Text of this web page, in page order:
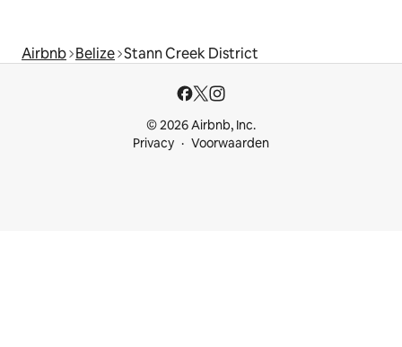
Airbnb Belize Stann Creek District
© 2026 Airbnb, Inc.
Privacy
Voorwaarden